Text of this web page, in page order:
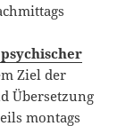
Ziel der
Übersetzung
montags